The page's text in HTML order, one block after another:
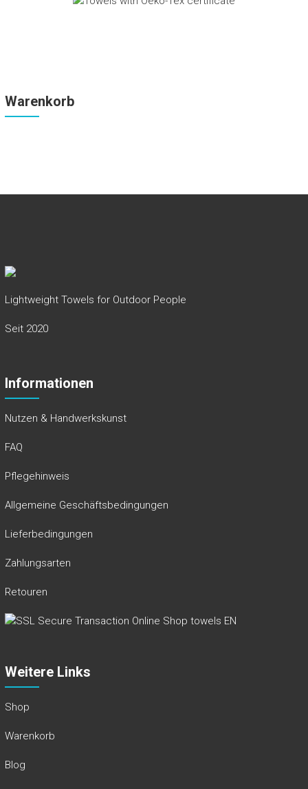
Warenkorb
Lightweight Towels for Outdoor People
Seit 2020
Informationen
Nutzen & Handwerkskunst
FAQ
Pflegehinweis
Allgemeine Geschäftsbedingungen
Lieferbedingungen
Zahlungsarten
Retouren
Weitere Links
Shop
Warenkorb
Blog